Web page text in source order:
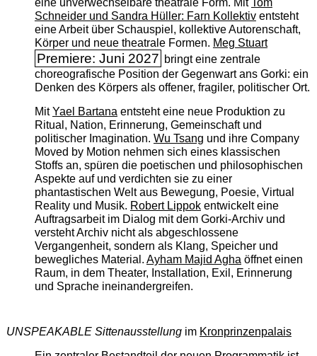
eine unverwechselbare theatrale Form. MitTom
Schneider und Sandra Hüller: Farn Kollektiventsteht
eine Arbeit über Schauspiel, kollektive Autorenschaft,
Körper und neue theatrale Formen. Meg Stuart
Premiere: Juni 2027 bringt eine zentrale
choreografische Position der Gegenwart ans Gorki: ein
Denken des Körpers als offener, fragiler, politischer Ort.
MitYael Bartanaentsteht eine neue Produktion zu
Ritual, Nation, Erinnerung, Gemeinschaft und
politischer Imagination. Wu Tsang und ihre Company
Moved by Motion nehmen sich eines klassischen
Stoffs an, spüren die poetischen und philosophischen
Aspekte auf und verdichten sie zu einer
phantastischen Welt aus Bewegung, Poesie, Virtual
Reality und Musik. Robert Lippokentwickelt eine
Auftragsarbeit im Dialog mit dem Gorki-Archiv und
versteht Archiv nicht als abgeschlossene
Vergangenheit, sondern als Klang, Speicher und
bewegliches Material. Ayham Majid Aghaöffnet einen
Raum, in dem Theater, Installation, Exil, Erinnerung
und Sprache ineinandergreifen.
UNSPEAKABLE Sittenausstellungim Kronprinzenpalais